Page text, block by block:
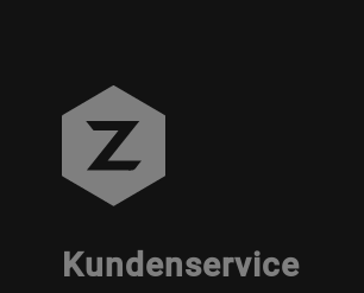
Kundenservice